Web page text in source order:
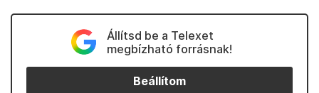
Állítsd be a Telexet
megbízható forrásnak!
Beállítom